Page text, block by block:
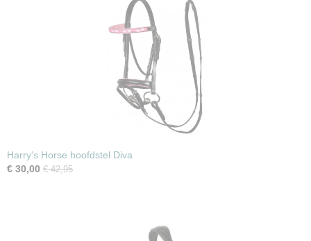
Harry's Horse hoofdstel Diva
€ 30,00 € 42,95